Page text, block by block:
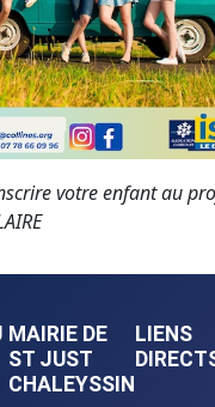
votre enfant au
MAIRIE DE
ST JUST
CHALEYSSIN
LIENS